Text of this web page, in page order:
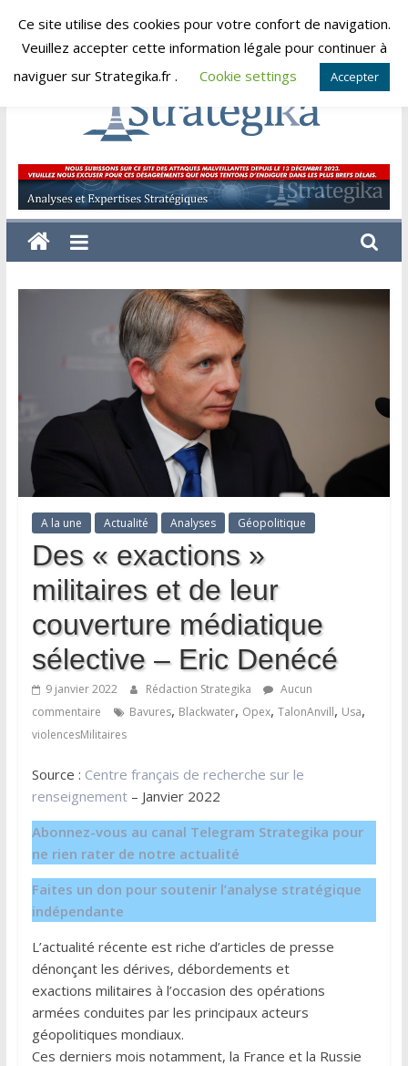
Skip
dimanche, août 9, 2026
Strategika
Expertise
et
Analyses
A la une Actualité Analyses Géopolitique
Des « exactions »
militaires et de leur
couverture médiatique
sélective – Eric Denécé
9 janvier 2022 Rédaction Strategika
Aucun
commentaire
Bavures, Blackwater, Opex, TalonAnvill, Usa,
violencesMilitaires
Source : Centre français de recherche sur le
renseignement– Janvier 2022
Abonnez-vous au canal Telegram Strategika pour
ne rien rater de notre actualité
Faites un don pour soutenir l’analyse stratégique
indépendante
L’actualité récente est riche d’articles de presse
dénonçant les dérives, débordements et
exactions militaires à l’occasion des opérations
armées conduites par les principaux acteurs
géopolitiques mondiaux.
Ces derniers mois notamment, la France et la Russie
Ce site utilise des cookies pour votre confort de navigation.
Veuillez accepter cette information légale pour continuer à
naviguer sur Strategika.fr .
Cookie settings Accepter